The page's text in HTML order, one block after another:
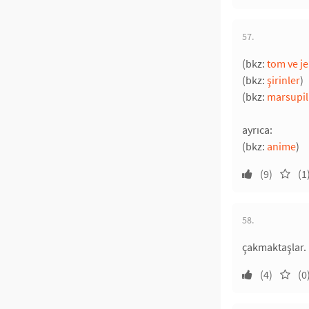
57.
(bkz: tom ve
(bkz: şirinler)
(bkz:
ayrıca:
(bkz: anime)
(9)
(1)
58.
çakmaktaşlar.
(4)
(0)